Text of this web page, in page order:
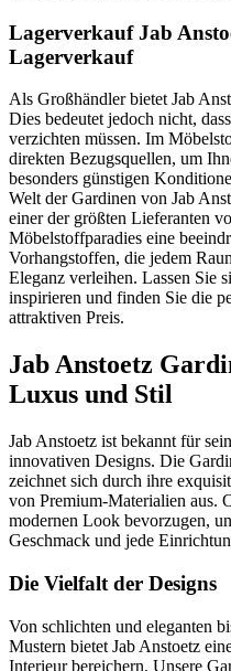
Lagerverkauf Jab
Lagerverkauf
Als Großhändler bietet Jab
Dies bedeutet jedoch nicht,
verzichten müssen. Im
direkten Bezugsquellen, um
besonders günstigen
Welt der Gardinen von Jab
einer der größten Lieferanten
Möbelstoffparadies eine
Vorhangstoffen, die jedem
Eleganz verleihen. Lassen Sie
inspirieren und finden Sie die
attraktiven Preis.
Jab Anstoetz
Luxus und Stil
Jab Anstoetz ist bekannt für
innovativen Designs. Die
zeichnet sich durch ihre
von Premium-Materialien aus.
modernen Look bevorzugen,
Geschmack und jede
Die Vielfalt der Designs
Von schlichten und eleganten
Mustern bietet Jab Anstoetz
Interieur bereichern. Unsere